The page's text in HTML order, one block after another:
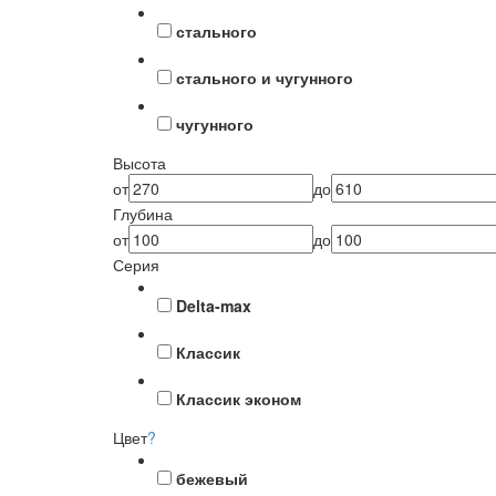
стального
стального и чугунного
чугунного
Высота
от
до
Глубина
от
до
Серия
Delta-max
Классик
Классик эконом
Цвет?
бежевый